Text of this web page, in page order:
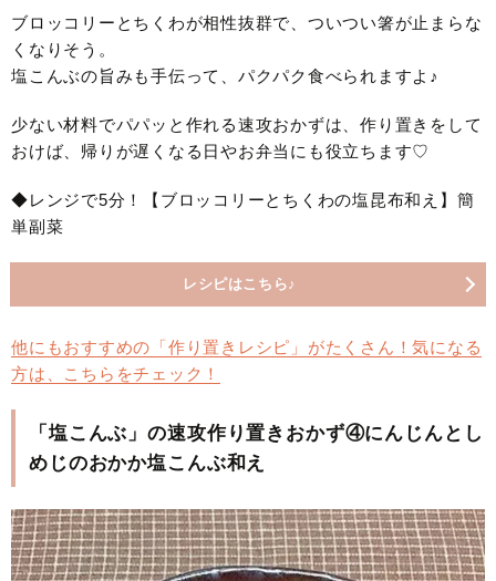
ブロッコリーとちくわが相性抜群で、ついつい箸が止まらな
くなりそう。
塩こんぶの旨みも手伝って、パクパク食べられますよ♪
少ない材料でパパッと作れる速攻おかずは、作り置きをして
おけば、帰りが遅くなる日やお弁当にも役立ちます♡
◆レンジで5分！【ブロッコリーとちくわの塩昆布和え】簡
単副菜
レシピはこちら♪
他にもおすすめの「作り置きレシピ」がたくさん！気になる
方は、こちらをチェック！
「塩こんぶ」の速攻作り置きおかず④にんじんとし
めじのおかか塩こんぶ和え